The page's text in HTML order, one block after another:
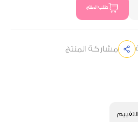
طلب المنتج
مشاركة المنتج
التقييم